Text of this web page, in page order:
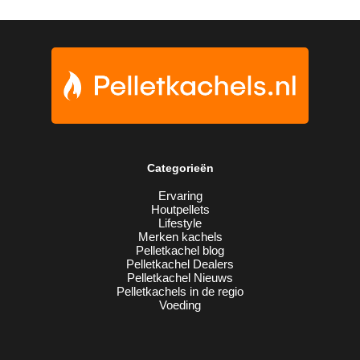
Categorieën
Ervaring
Houtpellets
Lifestyle
Merken kachels
Pelletkachel blog
Pelletkachel Dealers
Pelletkachel Nieuws
Pelletkachels in de regio
Voeding